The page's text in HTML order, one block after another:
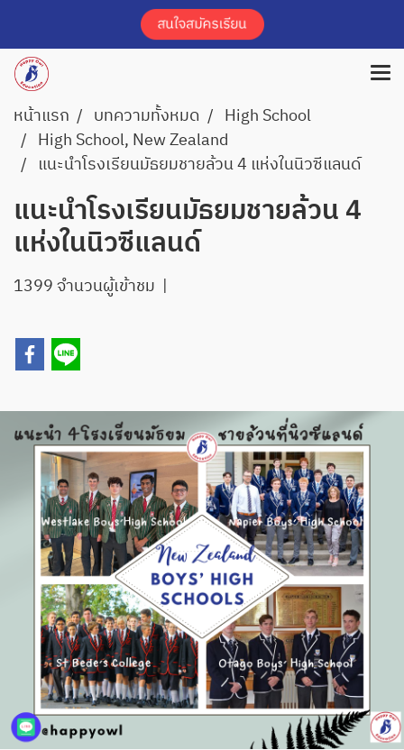
หน้าแรก บทความทั้งหมด
High School
High School, New Zealand
แนะนำโรงเรียนมัธยมชายล้วน 4 แห่งในนิวซีแลนด์
แนะนำโรงเรียนมัธยมชายล้วน 4
แห่งในนิวซีแลนด์
1399 จำนวนผู้เข้าชม |